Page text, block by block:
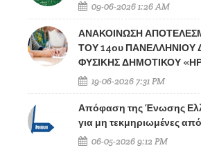
09-06-2026 1:26 AM
ΑΝΑΚΟΙΝΩΣΗ
ΤΟΥ 14ου ΠΑΝΕΛΛΗΝΙΟΥ
ΦΥΣΙΚΗΣ ΔΗΜΟΤΙΚΟΥ
19-06-2026 7:31 PM
Απόφαση της Ένωσης
για μη τεκμηριωμένες
06-05-2026 9:12 PM